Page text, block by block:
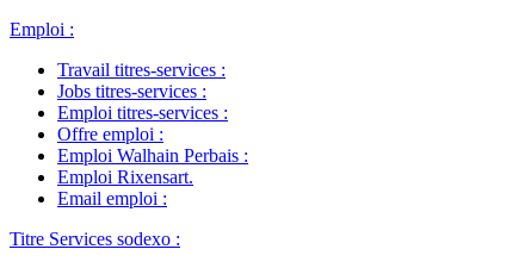
Emploi :
Travail titres-services :
Jobs titres-services :
Emploi titres-services :
Offre emploi :
Emploi Walhain Perbais :
Emploi Rixensart.
Email emploi :
Titre Services sodexo :